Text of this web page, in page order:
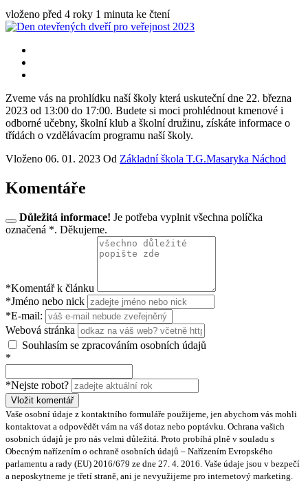
vloženo před 4 roky 1 minuta ke čtení
Zveme vás na prohlídku naší školy která uskuteční dne 22. března
2023 od 13:00 do 17:00. Budete si moci prohlédnout kmenové i
odborné učebny, školní klub a školní družinu, získáte informace o
třídách o vzdělávacím programu naší školy.
Vloženo 06. 01. 2023 Od Základní škola T.G.Masaryka Náchod
Komentáře
Důležitá informace! Je potřeba vyplnit všechna políčka
označená *. Děkujeme.
*Komentář k článku
*Jméno nebo nick
*E-mail:
Webová stránka
Souhlasím se zpracováním osobních údajů
*
*Nejste robot?
Vložit komentář
Vaše osobní údaje z kontaktního formuláře použijeme, jen abychom vás mohli
kontaktovat a odpovědět vám na váš dotaz nebo poptávku. Ochrana vašich
osobních údajů je pro nás velmi důležitá. Proto probíhá plně v souladu s
Obecným nařízením o ochraně osobních údajů – Nařízením Evropského
parlamentu a rady (EU) 2016/679 ze dne 27. 4. 2016. Vaše údaje jsou v bezpečí
a neposkytneme je třetí straně, ani je nevyužijeme pro internetový marketing.